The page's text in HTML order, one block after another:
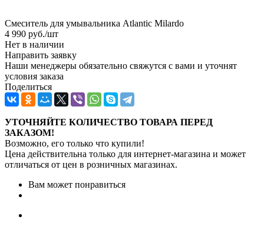
Смеситель для умывальника Atlantic Milardo
4 990 руб./шт
Нет в наличии
Направить заявку
Наши менеджеры обязательно свяжутся с вами и уточнят
условия заказа
Поделиться
УТОЧНЯЙТЕ КОЛИЧЕСТВО ТОВАРА ПЕРЕД
ЗАКАЗОМ!
Возможно, его только что купили!
Цена действительна только для интернет-магазина и может
отличаться от цен в розничных магазинах.
Вам может понравиться